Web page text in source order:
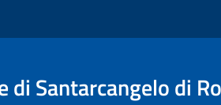
di Santarcangelo di